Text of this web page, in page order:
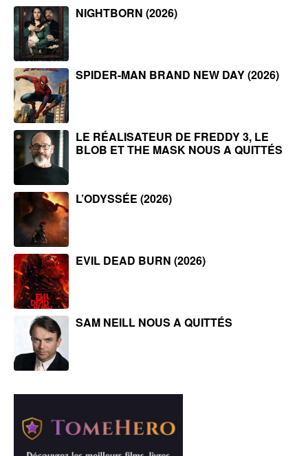
NIGHTBORN (2026)
SPIDER-MAN BRAND NEW DAY (2026)
LE RÉALISATEUR DE FREDDY 3, LE
BLOB ET THE MASK NOUS A QUITTÉS
L’ODYSSÉE (2026)
EVIL DEAD BURN (2026)
SAM NEILL NOUS A QUITTÉS